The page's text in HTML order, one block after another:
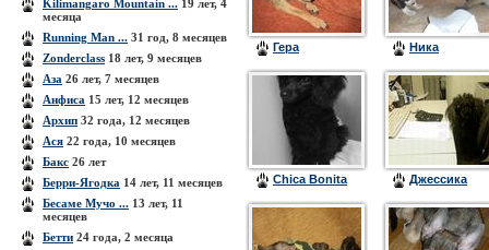
Kilimangaro Mountain ... 19 лет, 4
месяца
Running Man ... 31 год, 8 месяцев
Zonderclass 18 лет, 9 месяцев
Аза 26 лет, 7 месяцев
Анфиса 15 лет, 12 месяцев
Архип 32 года, 12 месяцев
Ася 22 года, 10 месяцев
Бакс 26 лет
Берри-Ягодка 14 лет, 11 месяцев
Бесаме Мучо ... 13 лет, 11
месяцев
Бетти 24 года, 2 месяца
Гера Ника
Chica Bonita Джессика